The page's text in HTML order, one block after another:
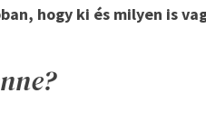
hogy ki és milyen is